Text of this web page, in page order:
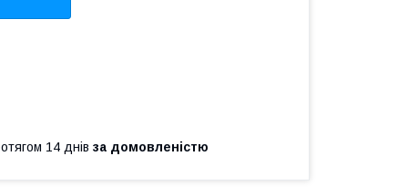
14 днів за домовленістю